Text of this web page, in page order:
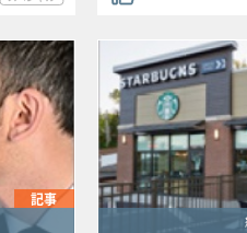
記事